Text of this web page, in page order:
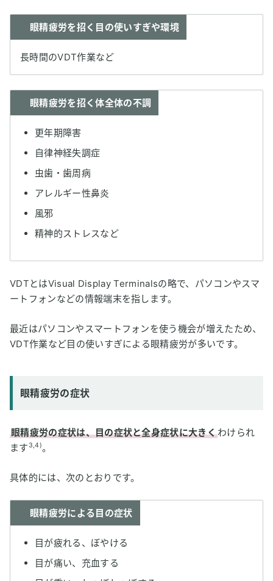
眼精疲労を招く目の使いすぎや環境
長時間のVDT作業など
眼精疲労を招く体全体の不調
更年期障害
自律神経失調症
虫歯・歯周病
アレルギー性鼻炎
風邪
精神的ストレスなど
VDTとはVisual Display Terminalsの略で、パソコンやスマ
ートフォンなどの情報端末を指します。
最近はパソコンやスマートフォンを使う機会が増えたため、
VDT作業など目の使いすぎによる眼精疲労が多いです。
眼精疲労の症状
眼精疲労の症状は、目の症状と全身症状に大きくわけられ
ます 3,4)。
具体的には、次のとおりです。
眼精疲労による目の症状
目が疲れる、ぼやける
目が痛い、充血する